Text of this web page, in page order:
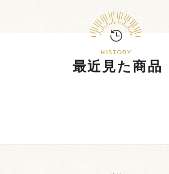
最近見た商品